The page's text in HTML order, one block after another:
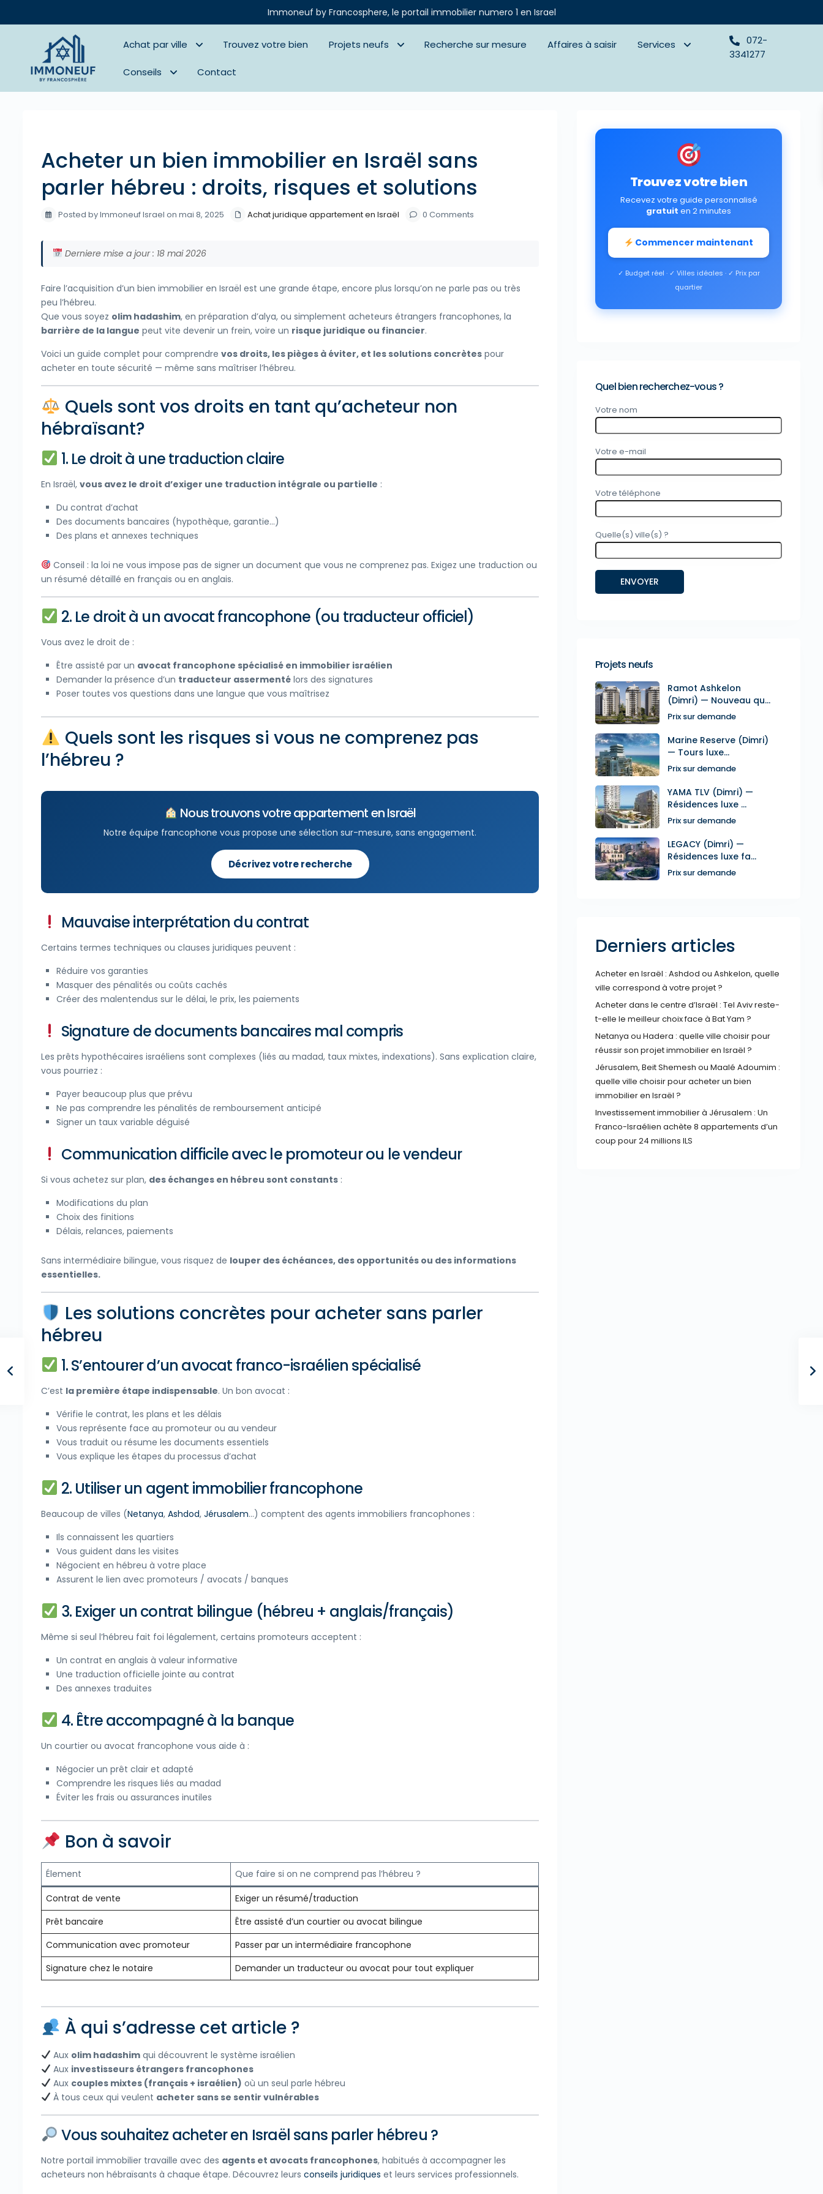
Immoneuf by Francosphere, le portail immobilier numero 1 en Israel
Achat par ville Trouvez votre bien Projets neufs Recherche sur mesure Affaires à saisir Services
Conseils Contact
072-
3341277
Acheter un bien immobilier en Israël sans
parler hébreu : droits, risques et solutions
Posted by Immoneuf Israel on mai 8, 2025 Achat juridique appartement en Israël 0 Comments
Derniere mise a jour : 18 mai 2026
Faire l’acquisition d’un bien immobilier en Israël est une grande étape, encore plus lorsqu’on ne parle pas ou très
peu l’hébreu.
Que vous soyez olim hadashim, en préparation d’alya, ou simplement acheteurs étrangers francophones, la
barrière de la langue peut vite devenir un frein, voire un risque juridique ou financier.
Voici un guide complet pour comprendre vos droits, les pièges à éviter, et les solutions concrètes pour
acheter en toute sécurité — même sans maîtriser l’hébreu.
Quels sont vos droits en tant qu’acheteur non
hébraïsant?
1. Le droit à une traduction claire
En Israël, vous avez le droit d’exiger une traduction intégrale ou partielle :
Du contrat d’achat
Des documents bancaires (hypothèque, garantie…)
Des plans et annexes techniques
Conseil : la loi ne vous impose pas de signer un document que vous ne comprenez pas. Exigez une traduction ou
un résumé détaillé en français ou en anglais.
2. Le droit à un avocatfrancophone (ou traducteur officiel)
Vous avez le droit de :
Être assisté par un avocat francophone spécialisé en immobilier israélien
Demander la présence d’un traducteur assermenté lors des signatures
Poser toutes vos questions dans une langue que vous maîtrisez
Quels sont les risques si vous ne comprenez pas
l’hébreu ?
Nous trouvons votre appartement en Israël
Notre équipe francophone vous propose une sélection sur-mesure, sans engagement.
Décrivez votre recherche
Mauvaise interprétation du contrat
Certains termes techniques ou clauses juridiques peuvent :
Réduire vos garanties
Masquer des pénalités ou coûts cachés
Créer des malentendus sur le délai, le prix, les paiements
Signature de documents bancaires mal compris
Les prêts hypothécaires israéliens sont complexes (liés au madad, taux mixtes, indexations). Sans explication claire,
vous pourriez :
Payer beaucoup plus que prévu
Ne pas comprendre les pénalités de remboursement anticipé
Signer un taux variable déguisé
Communication difficile avec le promoteur ou le vendeur
Si vous achetez sur plan, des échanges en hébreu sont constants :
Modifications du plan
Choix des finitions
Délais, relances, paiements
Sans intermédiaire bilingue, vous risquez de louper des échéances, des opportunités ou des informations
essentielles.
Les solutions concrètes pour acheter sans parler
hébreu
1. S’entourer d’un avocat franco-israélien spécialisé
C’est la première étape indispensable. Un bon avocat :
Vérifie le contrat, les plans et les délais
Vous représente face au promoteur ou au vendeur
Vous traduit ou résume les documents essentiels
Vous explique les étapes du processus d’achat
2. Utiliser un agent immobilier francophone
Beaucoup de villes (Netanya, Ashdod, Jérusalem…) comptent des agents immobiliers francophones :
Ils connaissent les quartiers
Vous guident dans les visites
Négocient en hébreu à votre place
Assurent le lien avec promoteurs / avocats / banques
3. Exiger un contrat bilingue (hébreu + anglais/français)
Même si seul l’hébreu fait foi légalement, certains promoteurs acceptent :
Un contrat en anglais à valeur informative
Une traduction officielle jointe au contrat
Des annexes traduites
4. Être accompagné à la banque
Un courtier ou avocat francophone vous aide à :
Négocier un prêt clair et adapté
Comprendre les risques liés au madad
Éviter les frais ou assurances inutiles
Bon à savoir
Élement
Que faire si on ne comprend pas l’hébreu ?
Contrat de vente
Exiger un résumé/traduction
Prêt bancaire
Être assisté d’un courtier ou avocat bilingue
Communication avec promoteur
Passer par un intermédiaire francophone
Signature chez le notaire
Demander un traducteur ou avocat pour tout expliquer
À qui s’adresse cet article ?
Aux olim hadashimqui découvrent le système israélien
Aux investisseurs étrangers francophones
Aux couples mixtes (français + israélien) où un seul parle hébreu
À tous ceux qui veulent acheter sans se sentir vulnérables
Vous souhaitez acheter en Israël sans parler hébreu ?
Notre portail immobilier travaille avec des agents et avocats francophones, habitués à accompagner les
acheteurs non hébraïsants à chaque étape. Découvrez leurs conseils juridiques et leurs services professionnels.
Trouvez votre bien
Recevez votre guide personnalisé
gratuit en 2 minutes
Commencer maintenant
✓ Budget réel · ✓ Villes idéales · ✓ Prix par
quartier
Quel bien recherchez-vous ?
Votre nom
Votre e-mail
Votre téléphone
Quelle(s) ville(s) ?
Projets neufs
Ramot Ashkelon
(Dimri) — Nouveau qu...
Prix sur demande
Marine Reserve (Dimri)
— Tours luxe...
Prix sur demande
YAMA TLV (Dimri) —
Résidences luxe ...
Prix sur demande
LEGACY (Dimri) —
Résidences luxe fa...
Prix sur demande
Derniers articles
Acheter en Israël : Ashdod ou Ashkelon, quelle
ville correspond à votre projet ?
Acheter dans le centre d’Israël : Tel Aviv reste-
t-elle le meilleur choix face à Bat Yam ?
Netanya ou Hadera : quelle ville choisir pour
réussir son projet immobilier en Israël ?
Jérusalem, Beit Shemesh ou Maalé Adoumim :
quelle ville choisir pour acheter un bien
immobilier en Israël ?
Investissement immobilier à Jérusalem : Un
Franco-Israélien achète 8 appartements d’un
coup pour 24 millions ILS